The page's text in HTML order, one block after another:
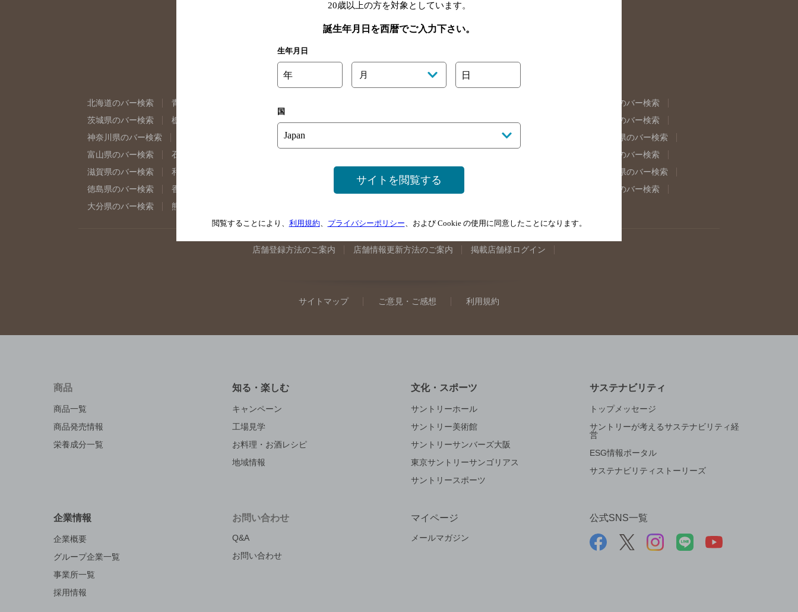
北海道のバー検索 青森県のバー検索
福島県のバー検索
茨城県のバー検索
栃木県のバー検索
東京都のバー検索
神奈川県のバー検索
埼玉県のバー検索
岐阜県のバー検索
富山県のバー検索
石川県のバー検索
奈良県のバー検索
滋賀県のバー検索
和歌山県のバー検索 山口県のバー検索
島根県のバー検索
徳島県のバー検索
香川県のバー検索
佐賀県のバー検索
大分県のバー検索
熊本県のバー検索
店舗登録方法のご案内 店舗情報更新方法のご案内 掲載店舗様ログイン
サイトマップ ご意見・ご感想 利用規約
商品
商品一覧
商品発売情報
栄養成分一覧
知る・楽しむ
キャンペーン
工場見学
お料理・お酒レシピ
地域情報
文化・スポーツ
サントリーホール
サントリー美術館
サントリーサンバーズ大阪
東京サントリーサンゴリアス
サントリースポーツ
サステナビリティ
トップメッセージ
サントリーが考えるサステナビリティ経
営
ESG情報ポータル
サステナビリティストーリーズ
企業情報
企業概要
グループ企業一覧
事業所一覧
採用情報
お問い合わせ
Q&A
お問い合わせ
マイページ
メールマガジン
公式SNS一覧
20歳以上の方を対象としています。
誕生年月日を西暦でご入力下さい。
生年月日
年 月 日
国
サイトを閲覧する
閲覧することにより、 利用規約、 プライバシーポリシー、および Cookie の使用に同意したことになります。